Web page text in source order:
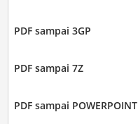
PDF sampai 3GP
PDF sampai 7Z
PDF sampai POWERPOINT